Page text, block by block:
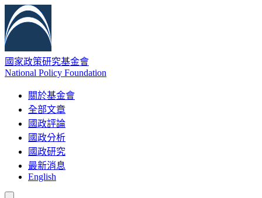
國家政策研究基金會
National Policy Foundation
關於基金會
全部文章
國政評論
國政分析
國政研究
最新消息
English